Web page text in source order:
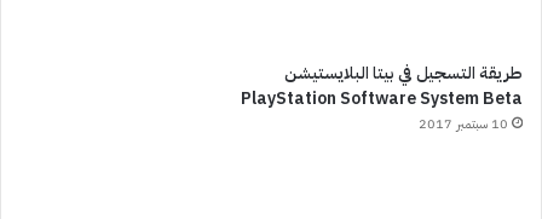
طريقة التسجيل في بيتا البلايستيشن
PlayStation Software System Beta
10 سبتمبر 2017